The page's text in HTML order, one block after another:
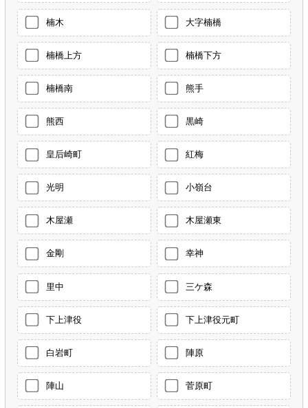
楠木 大字楠橋
楠橋上方 楠橋下方
楠橋南 熊手
熊西 黒崎
皇后崎町 紅梅
光明 小嶺台
木屋瀬 木屋瀬東
金剛 幸神
里中 三ケ森
下上津役 下上津役元町
白岩町 陣原
陣山 菅原町